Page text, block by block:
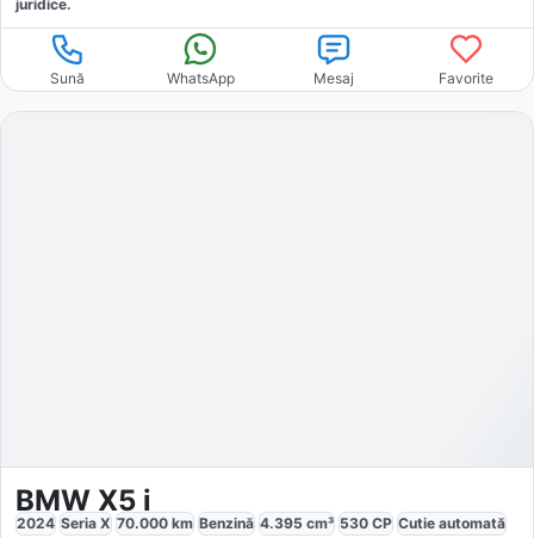
juridice.
Sună WhatsApp Mesaj Favorite
BMW X5 i
2024 Seria X 70.000 km Benzină 4.395 cm³ 530 CP Cutie automată